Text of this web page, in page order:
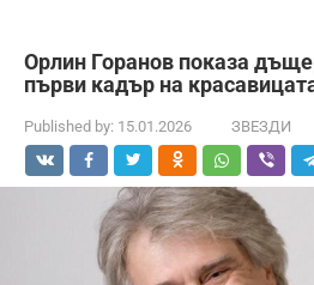
Орлин Горанов показа
първи кадър на
Published by: 15.01.2026 ЗВЕЗДИ